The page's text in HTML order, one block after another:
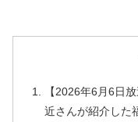
【2026年6月6日
近さんが紹介した